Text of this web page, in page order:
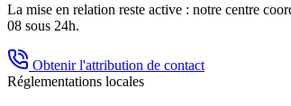
La mise en relation reste active : notre centre
08 sous 24h.
Obtenir l'attribution de contact
Réglementations locales